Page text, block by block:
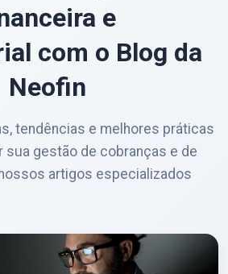
e
com o Blog da
Neofin
tendências e melhores práticas
sua gestão de cobranças e de
artigos especializados